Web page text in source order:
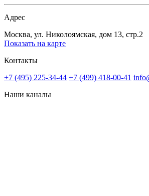
Адрес
Москва, ул. Николоямская, дом 13, стр.2
Показать на карте
Контакты
+7 (495) 225-34-44 +7 (499) 418-00-41
Наши каналы